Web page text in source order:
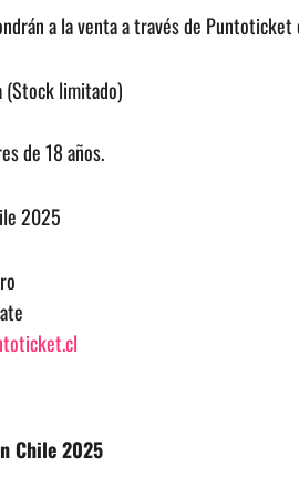
a la venta a través de
limitado)
de 18 años.
2025
Chile 2025